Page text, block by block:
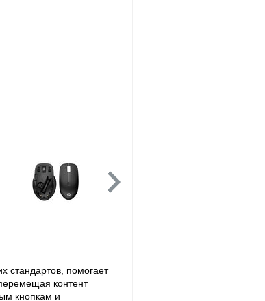
стандартов, помогает
контент
кнопкам и